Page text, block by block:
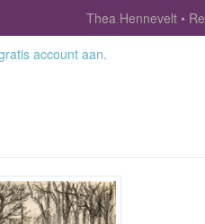
Thea Hennevelt
account aan.